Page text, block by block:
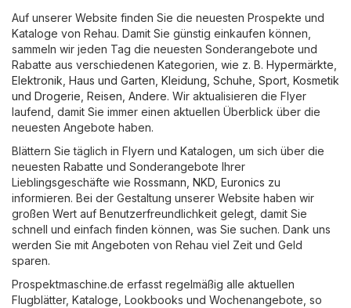
Auf unserer Website finden Sie die neuesten Prospekte und
Kataloge von Rehau. Damit Sie günstig einkaufen können,
sammeln wir jeden Tag die neuesten Sonderangebote und
Rabatte aus verschiedenen Kategorien, wie z. B. Hypermärkte
Elektronik Haus und Garten Kleidung, Schuhe, Sport Kosmetik
und Drogerie Reisen Andere. Wir aktualisieren die Flyer
laufend, damit Sie immer einen aktuellen Überblick über die
neuesten Angebote haben.
Blättern Sie täglich in Flyern und Katalogen, um sich über die
neuesten Rabatte und Sonderangebote Ihrer
Lieblingsgeschäfte wie Rossmann NKD Euronics zu
informieren. Bei der Gestaltung unserer Website haben wir
großen Wert auf Benutzerfreundlichkeit gelegt, damit Sie
schnell und einfach finden können, was Sie suchen. Dank uns
werden Sie mit Angeboten von Rehau viel Zeit und Geld
sparen.
Prospektmaschine.de erfasst regelmäßig alle aktuellen
Flugblätter, Kataloge, Lookbooks und Wochenangebote, so